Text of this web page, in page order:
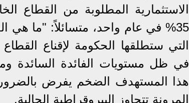
الاستثمارية المطلوبة من القطاع
35% في عام واحد، متسائلاً: "ما هي
في ظل مستويات الفائدة السائدة
هذا المستهدف الضخم يفرض بالضرورة
المرونة تتجاوز البيروقراطية الحالية.